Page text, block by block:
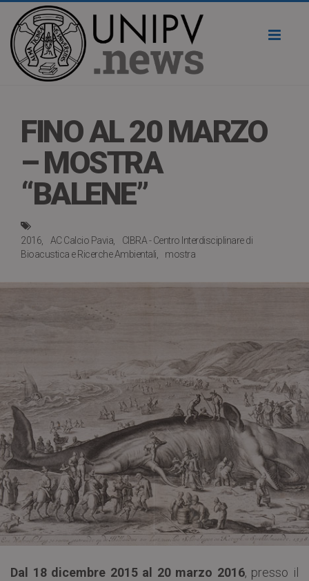
FINO AL 20 MARZO
– MOSTRA
“BALENE”
2016 AC Calcio Pavia
CIBRA - Centro Interdisciplinare di
Bioacustica e Ricerche Ambientali
mostra
Dal 18 dicembre 2015 al 20 marzo 2016, presso il